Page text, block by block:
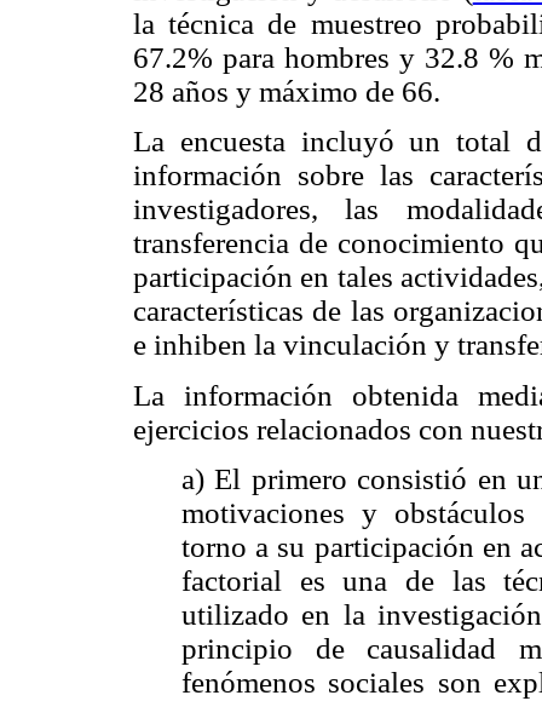
la técnica de muestreo
67.2% para hombres y 32.8 %
28 años y máximo de 66.
La encuesta incluyó un total
información sobre las
investigadores, las
transferencia de conocimiento
participación en tales
características de las
e inhiben la vinculación y
La información obtenida
ejercicios relacionados con
a) El primero consistió en
motivaciones y
torno a su participación en
factorial es una de las
utilizado en la
principio de causalidad
fenómenos sociales son